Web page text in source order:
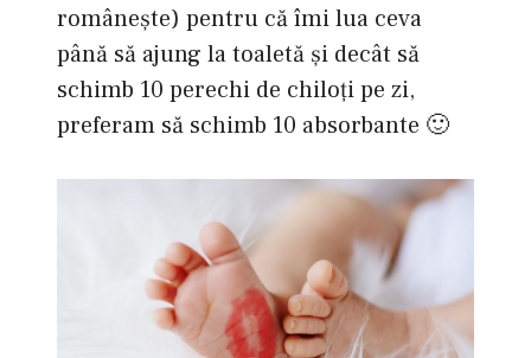
româneşte) pentru că îmi lua ceva
până să ajung la toaletă şi decât să
schimb 10 perechi de chiloţi pe zi,
preferam să schimb 10 absorbante 🙂